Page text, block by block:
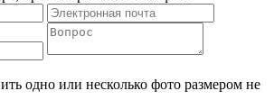
одно или несколько фото размером не